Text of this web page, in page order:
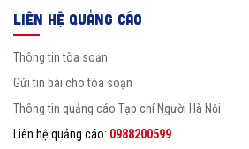
LIÊN HỆ QUẢNG CÁO
Thông tin tòa soạn
Gửi tin bài cho tòa soạn
Thông tin quảng cáo Tạp chí Người Hà Nội
Liên hệ quảng cáo: 0988200599